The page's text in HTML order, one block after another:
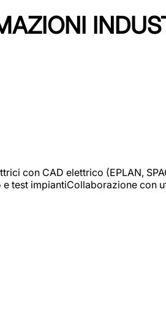
con CAD elettrico (EPLAN,
test impiantiCollaborazione con